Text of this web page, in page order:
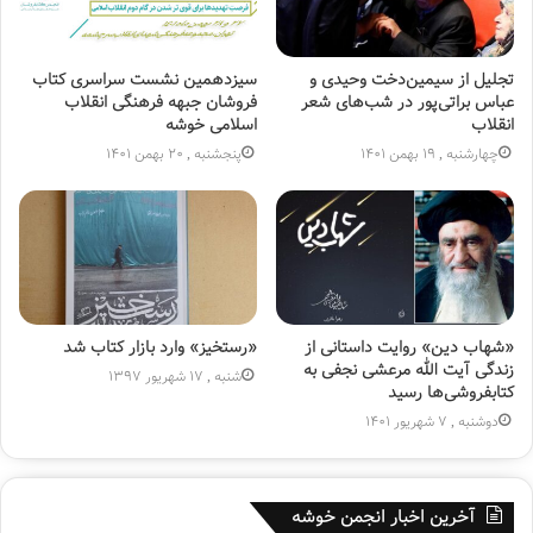
معرفی کتاب «درنگ» در برنامه سمت خدا:
00:00
بازخوانی قسمتی از کتاب :
تجلیل از سیمین‌دخت وحیدی و
عباس براتی‌پور در شب‌های شعر
انقلاب
چهارشنبه , 19 بهمن 1401
سیزدهمین نشست سراسری کتاب
فروشان جبهه فرهنگی انقلاب
اسلامی خوشه
پنجشنبه , 20 بهمن 1401
«شهاب دین» روایت داستانی از
زندگی آیت الله مرعشی نجفی به
کتابفروشی‌ها رسید
دوشنبه , 7 شهریور 1401
«رستخیز» وارد بازار کتاب شد
شنبه , 17 شهریور 1397
آخرین اخبار انجمن خوشه